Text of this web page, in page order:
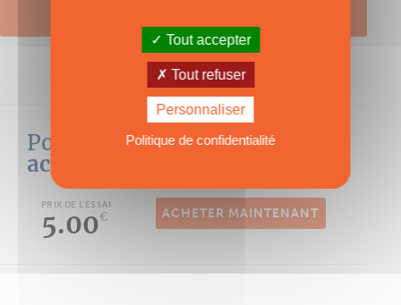
Mot de passe oublié ?
Pour lire la suite
achetez l'essai
PRIX DE L'ESSAI
5.00€ ACHETER MAINTENANT
Tout accepter
Tout refuser
Personnaliser
Politique de confidentialité